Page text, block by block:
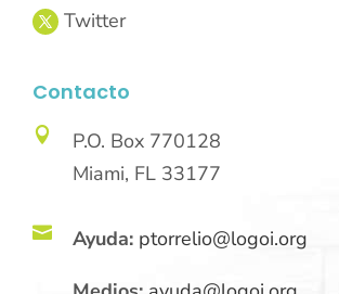
Contacto

P.O. Box 770128
Miami, FL 33177
 Ayuda: ptorrelio@logoi.org